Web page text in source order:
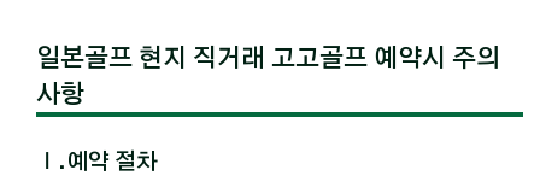
일본골프 현지 직거래 고고골프 예약시 주의
사항
Ⅰ.예약 절차